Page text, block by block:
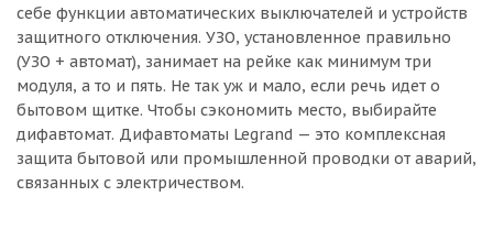
себе функции автоматических выключателей и устройств
защитного отключения. УЗО, установленное правильно
(УЗО + автомат), занимает на рейке как минимум три
модуля, а то и пять. Не так уж и мало, если речь идет о
бытовом щитке. Чтобы сэкономить место, выбирайте
дифавтомат. Дифавтоматы Legrand — это комплексная
защита бытовой или промышленной проводки от аварий,
связанных с электричеством.